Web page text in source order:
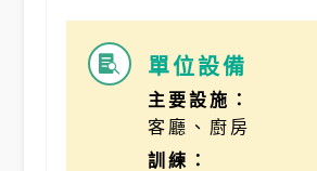
 單位設備
主要設施：
客廳、廚房
訓練：